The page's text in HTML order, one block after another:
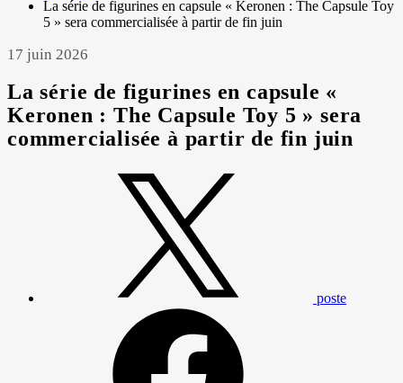
La série de figurines en capsule « Keronen : The Capsule Toy
5 » sera commercialisée à partir de fin juin
17 juin 2026
La série de figurines en capsule «
Keronen : The Capsule Toy 5 » sera
commercialisée à partir de fin juin
poste